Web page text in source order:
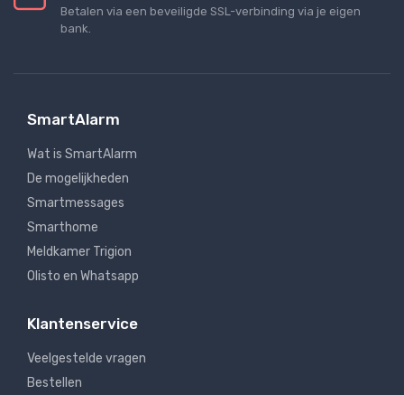
Betalen via een beveiligde SSL-verbinding via je eigen
bank.
SmartAlarm
Wat is SmartAlarm
De mogelijkheden
Smartmessages
Smarthome
Meldkamer Trigion
Olisto en Whatsapp
Klantenservice
Veelgestelde vragen
Bestellen